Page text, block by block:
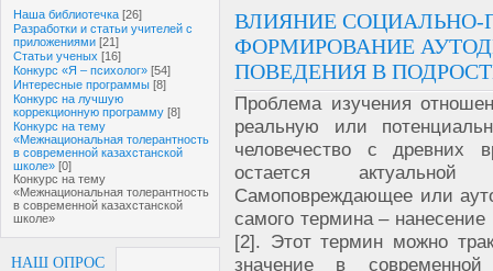
Наша библиотечка [26]
Разработки и статьи учителей с
приложениями [21]
Статьи ученых [16]
Конкурс «Я – психолог» [54]
Интересные программы [8]
Конкурс на лучшую
коррекционную программу [8]
Конкурс на тему
«Межнациональная толерантность
в современной казахстанской
школе» [0]
Конкурс на тему
«Межнациональная толерантность
в современной казахстанской
школе»
НАШ ОПРОС
ВЛИЯНИЕ
ФОРМИРОВАНИЕ
ПОВЕДЕНИЯ В
Проблема изучения
реальную или
человечество с древних
остается
Самоповреждающее или
самого термина –
[2]. Этот термин можно
значение в